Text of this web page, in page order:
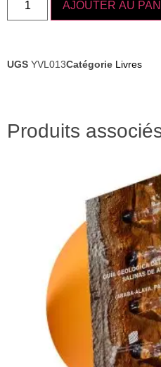
AJOUTER AU
UGS YVL013Catégorie Livres
Produits